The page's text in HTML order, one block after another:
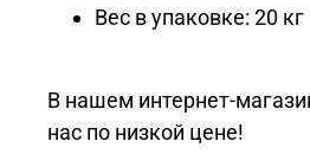
Вес в упаковке: 20 кг
В нашем интернет-
нас по низкой цене!